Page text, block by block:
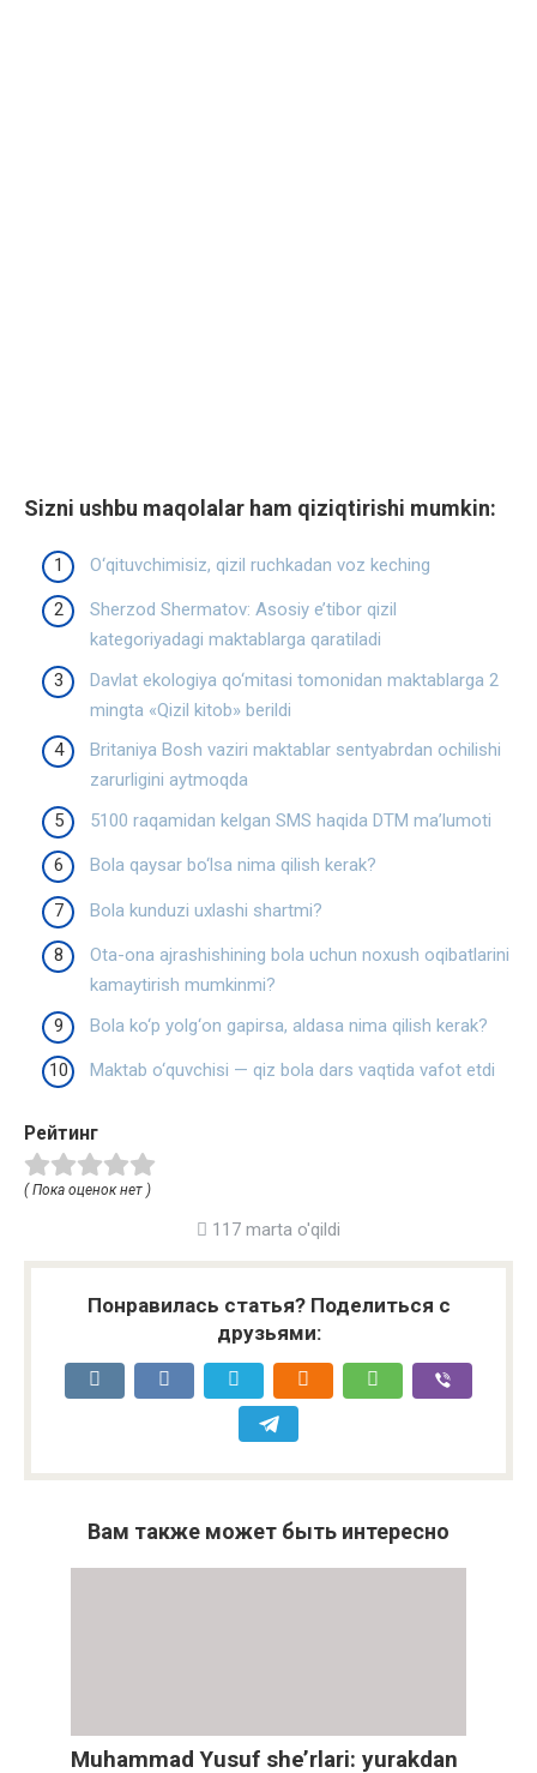
Sizni ushbu maqolalar ham qiziqtirishi mumkin:
O‘qituvchimisiz, qizil ruchkadan voz keching
Sherzod Shermatov: Asosiy e’tibor qizil
kategoriyadagi maktablarga qaratiladi
Davlat ekologiya qo‘mitasi tomonidan maktablarga 2
mingta «Qizil kitob» berildi
Britaniya Bosh vaziri maktablar sentyabrdan ochilishi
zarurligini aytmoqda
5100 raqamidan kelgan SMS haqida DTM ma’lumoti
Bola qaysar bo‘lsa nima qilish kerak?
Bola kunduzi uxlashi shartmi?
Ota-ona ajrashishining bola uchun noxush oqibatlarini
kamaytirish mumkinmi?
Bola ko‘p yolg‘on gapirsa, aldasa nima qilish kerak?
Maktab o‘quvchisi — qiz bola dars vaqtida vafot etdi
Рейтинг
( Пока оценок нет )
117 marta o'qildi
Понравилась статья? Поделиться с
друзьями:
Вам также может быть интересно
Muhammad Yusuf she’rlari: yurakdan